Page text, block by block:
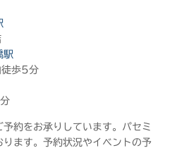
駅
徒歩5分
約をお承りしています。パセミ
ます。予約状況やイベントの予